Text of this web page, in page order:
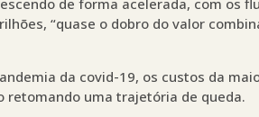
de forma acelerada, com os
“quase o dobro do valor
da covid-19, os custos da
retomando uma trajetória de queda.